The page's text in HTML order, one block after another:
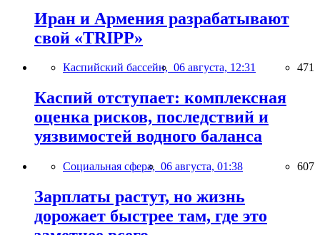
Иран и Армения разрабатывают
свой «TRIPP»
Каспийский бассейн, 06 августа, 12:31 471
Каспий отступает: комплексная
оценка рисков, последствий и
уязвимостей водного баланса
Социальная сфера, 06 августа, 01:38 607
Зарплаты растут, но жизнь
дорожает быстрее там, где это